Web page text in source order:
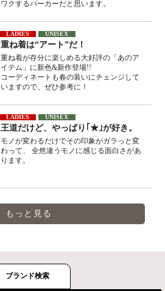
ワクするパーカーだと思います。
LADIES UNISEX
重ね着は“アート”だ！
重ね着が存分に楽しめる大好評の「あのア
イテム」に新色&新作登場!!
コーディネートも春の装いにチェンジして
いますので、ぜひ参考に！
LADIES UNISEX
王道だけど、やっぱり｢★｣が好き。
モノが変わるだけでその印象がガラっと変
わって、 全然違うモノに感じる面白さがあ
ります。
もっと見る
ブランド検索